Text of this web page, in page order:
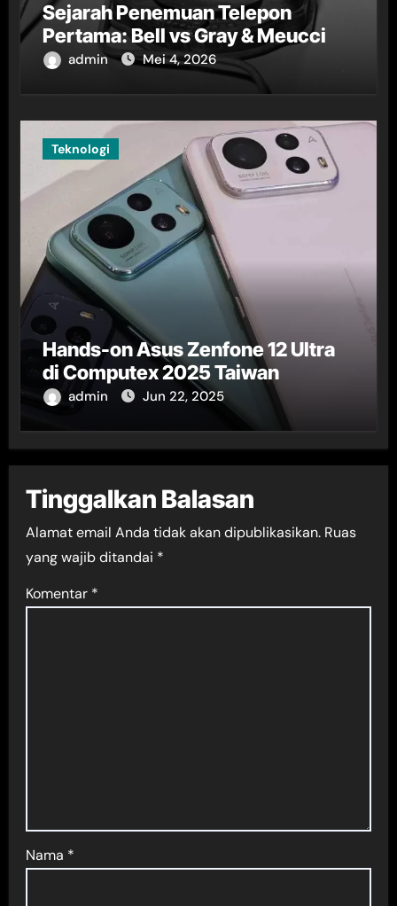
Sejarah Penemuan Telepon
Pertama: Bell vs Gray & Meucci
admin Mei 4, 2026
Teknologi
Hands-on Asus Zenfone 12 Ultra
di Computex 2025 Taiwan
admin Jun 22, 2025
Tinggalkan Balasan
Alamat email Anda tidak akan dipublikasikan. Ruas
yang wajib ditandai *
Komentar *
Nama *